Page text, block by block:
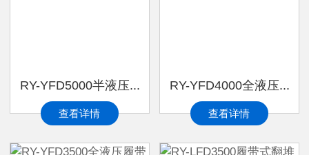
RY-YFD5000半液压...
查看详情
RY-YFD4000全液压...
查看详情